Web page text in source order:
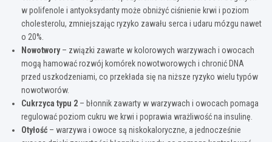
w polifenole i antyoksydanty może obniżyć ciśnienie krwi i poziom
cholesterolu, zmniejszając ryzyko zawału serca i udaru mózgu nawet
o 20%.
Nowotwory– związki zawarte w kolorowych warzywach i owocach
mogą hamować rozwój komórek nowotworowych i chronić DNA
przed uszkodzeniami, co przekłada się na niższe ryzyko wielu typów
nowotworów.
Cukrzyca typu 2 – błonnik zawarty w warzywach i owocach pomaga
regulować poziom cukru we krwi i poprawia wrażliwość na insulinę.
Otyłość – warzywa i owoce są niskokaloryczne, a jednocześnie